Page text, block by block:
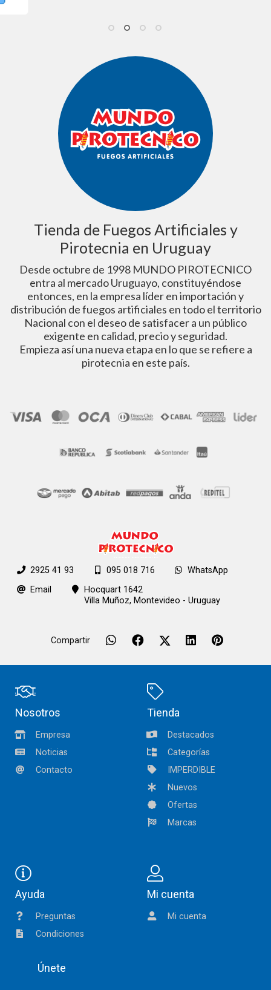
Tienda de Fuegos Artificiales y
Pirotecnia en Uruguay
Desde octubre de 1998 MUNDO PIROTECNICO
entra al mercado Uruguayo, constituyéndose
entonces, en la empresa líder en importación y
distribución de fuegos artificiales en todo el territorio
Nacional con el deseo de satisfacer a un público
exigente en calidad, precio y seguridad.
Empieza así una nueva etapa en lo que se refiere a
pirotecnia en este país.
2925 41 93 095 018 716
WhatsApp
Email
Hocquart 1642
Villa Muñoz, Montevideo - Uruguay
Compartir
Nosotros
Empresa
Noticias
Contacto
Tienda
Destacados
Categorías
IMPERDIBLE
Nuevos
Ofertas
Marcas
Ayuda
Preguntas
Condiciones
Mi cuenta
Mi cuenta
Únete